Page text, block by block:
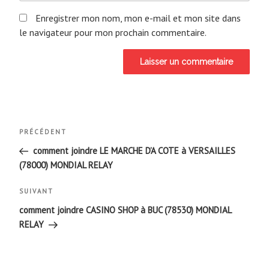
Enregistrer mon nom, mon e-mail et mon site dans
le navigateur pour mon prochain commentaire.
Navigation
de
l’article
Article
précédent
PRÉCÉDENT
comment joindre LE MARCHE D’A COTE à VERSAILLES
(78000) MONDIAL RELAY
Article
suivant
SUIVANT
comment joindre CASINO SHOP à BUC (78530) MONDIAL
RELAY